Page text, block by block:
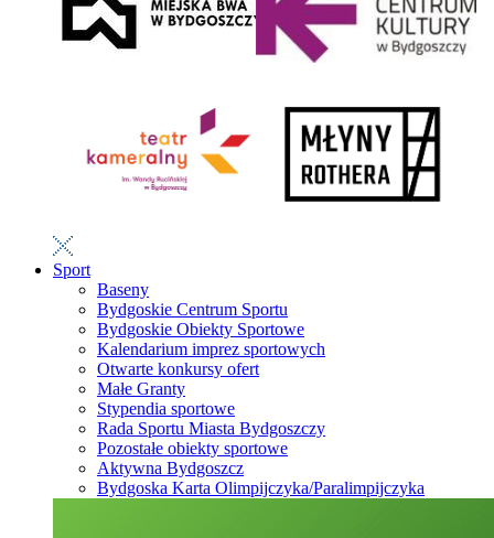
Sport
Baseny
Bydgoskie Centrum Sportu
Bydgoskie Obiekty Sportowe
Kalendarium imprez sportowych
Otwarte konkursy ofert
Małe Granty
Stypendia sportowe
Rada Sportu Miasta Bydgoszczy
Pozostałe obiekty sportowe
Aktywna Bydgoszcz
Bydgoska Karta Olimpijczyka/Paralimpijczyka